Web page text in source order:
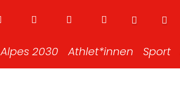
Alpes 2030 Athlet*innen Sport